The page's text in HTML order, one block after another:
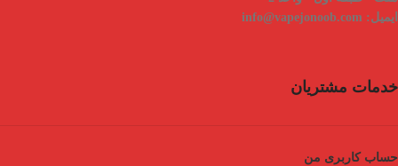
ایمیل:
خدمات مشتریان
حساب کاربری من